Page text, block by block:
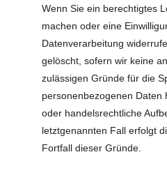
Wenn Sie ein berechtigtes
machen oder eine
Datenverarbeitung
gelöscht, sofern wir keine
zulässigen Gründe für die
personenbezogenen Daten
oder handelsrechtliche
letztgenannten Fall erfolgt
Fortfall dieser Gründe.